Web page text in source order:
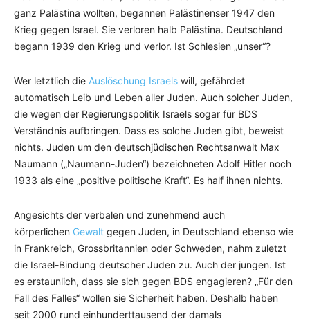
ganz Palästina wollten, begannen Palästinenser 1947 den
Krieg gegen Israel. Sie verloren halb Palästina. Deutschland
begann 1939 den Krieg und verlor. Ist Schlesien „unser“?
Wer letztlich die Auslöschung Israels will, gefährdet
automatisch Leib und Leben aller Juden. Auch solcher Juden,
die wegen der Regierungspolitik Israels sogar für BDS
Verständnis aufbringen. Dass es solche Juden gibt, beweist
nichts. Juden um den deutschjüdischen Rechtsanwalt Max
Naumann („Naumann-Juden“) bezeichneten Adolf Hitler noch
1933 als eine „positive politische Kraft“. Es half ihnen nichts.
Angesichts der verbalen und zunehmend auch
körperlichen Gewalt gegen Juden, in Deutschland ebenso wie
in Frankreich, Grossbritannien oder Schweden, nahm zuletzt
die Israel-Bindung deutscher Juden zu. Auch der jungen. Ist
es erstaunlich, dass sie sich gegen BDS engagieren? „Für den
Fall des Falles“ wollen sie Sicherheit haben. Deshalb haben
seit 2000 rund einhunderttausend der damals